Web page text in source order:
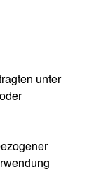
unter
oder